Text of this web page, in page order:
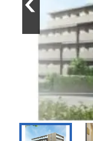
Previous